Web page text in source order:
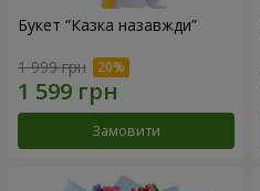
Букет “Казка назавжди”
1 999 грн
Замовити